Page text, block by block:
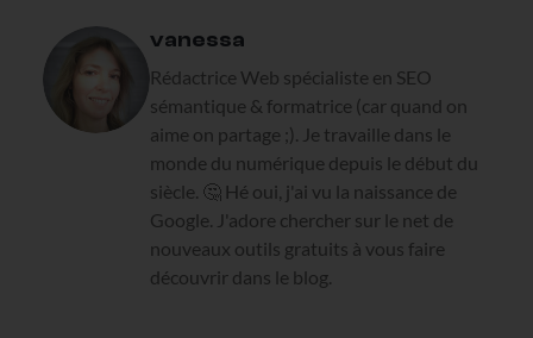
vanessa
Rédactrice Web spécialiste en SEO
sémantique & formatrice (car quand on
aime on partage ;). Je travaille dans le
monde du numérique depuis le début du
siècle. 🤔 Hé oui, j'ai vu la naissance de
Google. J'adore chercher sur le net de
nouveaux outils gratuits à vous faire
découvrir dans le blog.